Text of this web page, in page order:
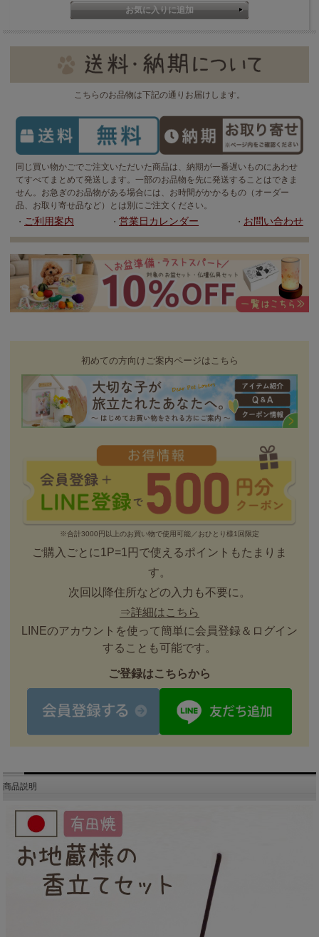
こちらのお品物は下記の通りお届けします。
同じ買い物かごでご注文いただいた商品は、納期が一番遅いものにあわせ
てすべてまとめて発送します。一部のお品物を先に発送することはできま
せん。お急ぎのお品物がある場合には、お時間がかかるもの（オーダー
品、お取り寄せ品など）とは別にご注文ください。
・ ご利用案内 ・ 営業日カレンダー ・ お問い合わせ
初めての方向けご案内ページはこちら
※合計3000円以上のお買い物で使用可能／おひとり様1回限定
ご購入ごとに1P=1円で使えるポイントもたまりま
す。
次回以降住所などの入力も不要に。
⇒詳細はこちら
LINEのアカウントを使って簡単に会員登録＆ログイン
することも可能です。
ご登録はこちらから
商品説明